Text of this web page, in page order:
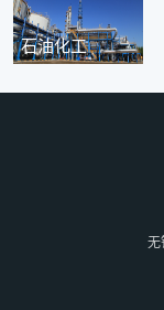
石油化工
无